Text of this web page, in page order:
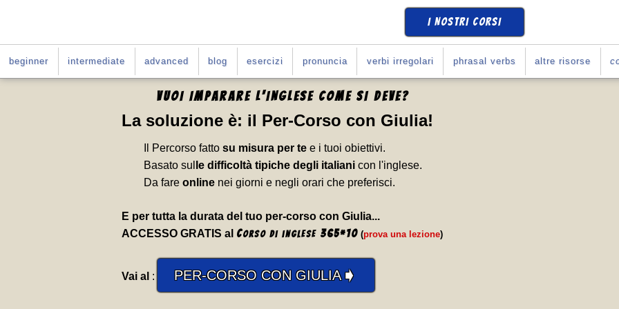
I NOSTRI CORSI
beginner intermediate advanced blog esercizi pronuncia verbi irregolari phrasal verbs altre risorse
VUOI IMPARARE L'INGLESE COME SI DEVE?
La soluzione è: il Per-Corso con Giulia!
Il Percorso fatto su misura per te e i tuoi obiettivi.
Basato sul le difficoltà tipiche degli italiani con l'inglese.
Da fare online nei giorni e negli orari che preferisci.
E per tutta la durata del tuo per-corso con Giulia...
ACCESSO GRATIS al Corso di inglese 365*10 (prova una lezione)
Vai al : PER-CORSO CON GIULIA➧